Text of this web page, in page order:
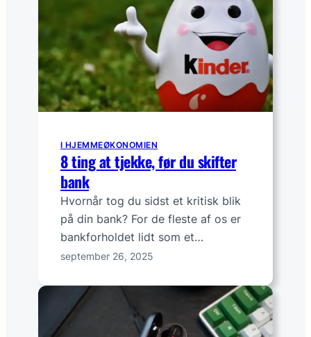
I HJEMMEØKONOMIEN
8 ting at tjekke, før du skifter
bank
Hvornår tog du sidst et kritisk blik
på din bank? For de fleste af os er
bankforholdet lidt som et…
september 26, 2025